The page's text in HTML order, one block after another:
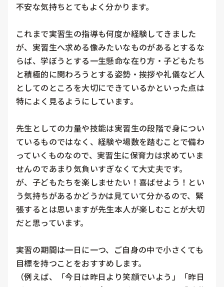
不安な気持ちとてもよく分かります。
これまで実習生の指導も何度か経験してきました
が、実習生へ求める像みたいなものがあるとするな
らば、学ぼうとする一生懸命な在り方・子どもたち
と積極的に関わろうとする姿勢・挨拶や礼儀など人
としてのところを大切にできているかといった点は
特によく見るようにしています。
先生としての力量や技能は実習生の段階で身につい
ているものではなく、経験や場数を踏むことで備わ
っていくものなので、実習生に保育力は求めていま
せんのであまり気負いすぎなくて大丈夫です。
が、子どもたちを楽しませたい！喜ばせよう！とい
う気持ちがあるかどうかは見ていて分かるので、緊
張するとは思いますが先生本人が楽しむことが大切
だと思っています。
実習の期間は一日に一つ、ご自身の中で小さくても
目標を持つことをおすすめします。
（例えば、「今日は昨日より笑顔でいよう」「昨日